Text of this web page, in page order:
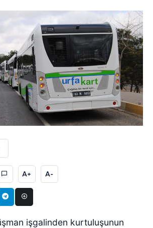
A+ A-
işgalinden kurtuluşunun